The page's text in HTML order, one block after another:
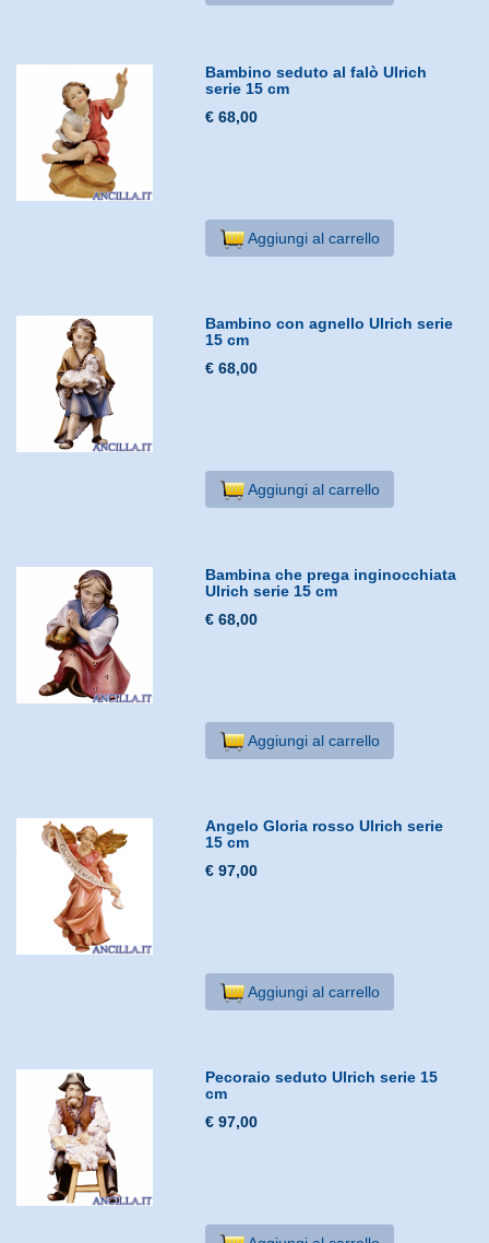
Bambino seduto al falò Ulrich
serie 15 cm
€ 68,00
Aggiungi al carrello
Bambino con agnello Ulrich serie
15 cm
€ 68,00
Aggiungi al carrello
Bambina che prega inginocchiata
Ulrich serie 15 cm
€ 68,00
Aggiungi al carrello
Angelo Gloria rosso Ulrich serie
15 cm
€ 97,00
Aggiungi al carrello
Pecoraio seduto Ulrich serie 15
cm
€ 97,00